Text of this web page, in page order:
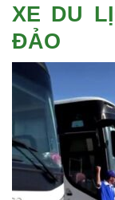
XE DU
ĐẢO